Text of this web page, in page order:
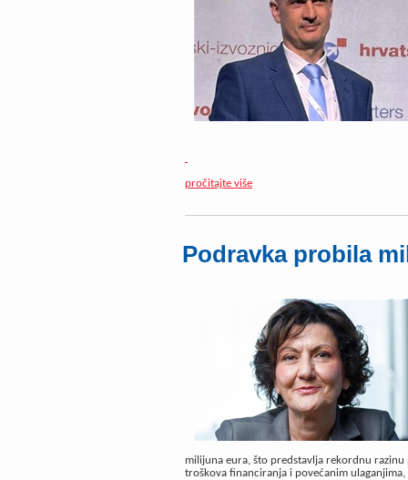
pročitajte više
Podravka probila
milijuna eura, što predstavlja rekordnu
troškova financiranja i povećanim